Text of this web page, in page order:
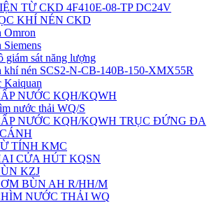
TỪ CKD 4F410E-08-TP DC24V
KHÍ NÉN CKD
Omron
Siemens
giám sát năng lượng
khí nén SCS2-N-CB-140B-150-XMX55R
Kaiquan
NƯỚC KQH/KQWH
nước thải WQ/S
NƯỚC KQH/KQWH TRỤC ĐỨNG ĐA
TÍNH KMC
CỬA HÚT KQSN
KZJ
BÙN AH R/HH/M
NƯỚC THẢI WQ